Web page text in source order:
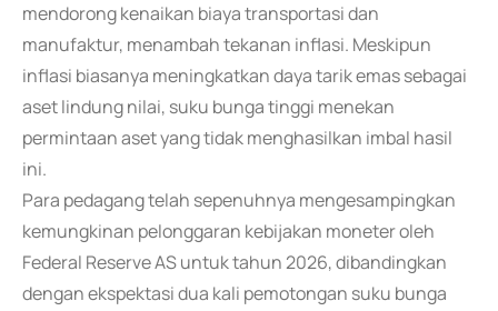
mendorong kenaikan biaya transportasi dan
manufaktur, menambah tekanan inflasi. Meskipun
inflasi biasanya meningkatkan daya tarik emas sebagai
aset lindung nilai, suku bunga tinggi menekan
permintaan aset yang tidak menghasilkan imbal hasil
ini.
Para pedagang telah sepenuhnya mengesampingkan
kemungkinan pelonggaran kebijakan moneter oleh
Federal Reserve AS untuk tahun 2026, dibandingkan
dengan ekspektasi dua kali pemotongan suku bunga